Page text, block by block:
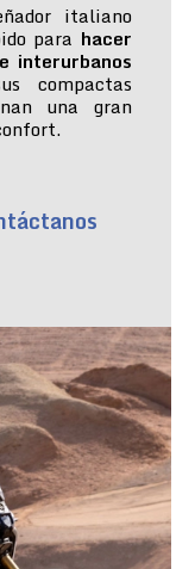
italiano
para hacer
interurbanos
compactas
una gran